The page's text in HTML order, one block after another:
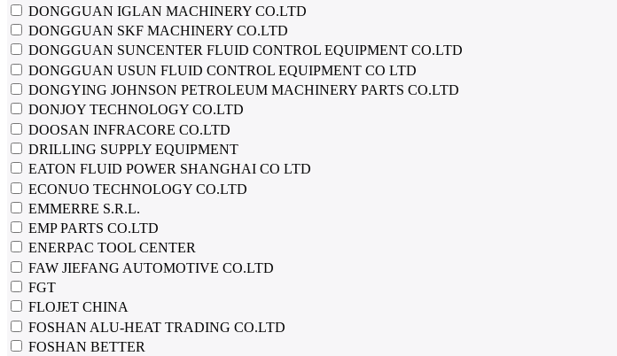
DONGGUAN IGLAN MACHINERY CO.LTD
DONGGUAN SKF MACHINERY СО.LTD
DONGGUAN SUNCENTER FLUID CONTROL EQUIPMENT CO.LTD
DONGGUAN USUN FLUID CONTROL EQUIPMENT CO LTD
DONGYING JOHNSON PETROLEUM MACHINERY PARTS CO.LTD
DONJOY TECHNOLOGY CO.LTD
DOOSAN INFRACORE CO.LTD
DRILLING SUPPLY EQUIPMENT
EATON FLUID POWER SHANGHAI CO LTD
ECONUO TECHNOLOGY CO.LTD
EMMERRE S.R.L.
EMP PARTS CO.LTD
ENERPAC TOOL CENTER
FAW JIEFANG AUTOMOTIVE CO.LTD
FGT
FLOJET CHINA
FOSHAN ALU-HEAT TRADING CO.LTD
FOSHAN BETTER